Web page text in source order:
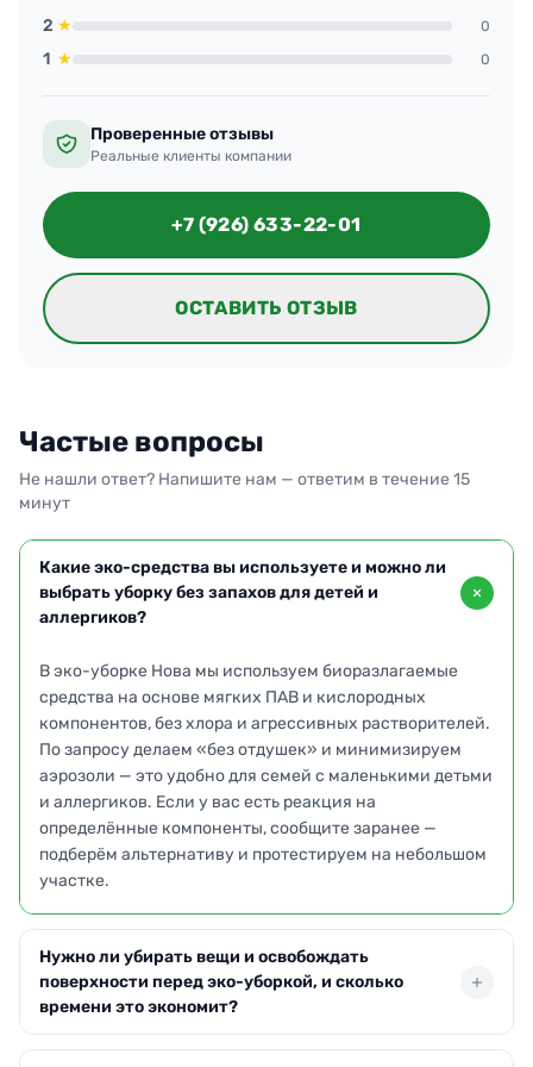
2 ★ 0
1 ★ 0
Проверенные отзывы
Реальные клиенты компании
+7 (926) 633-22-01
ОСТАВИТЬ ОТЗЫВ
Частые вопросы
Не нашли ответ? Напишите нам — ответим в течение 15
минут
Какие эко-средства вы используете и можно ли
выбрать уборку без запахов для детей и
аллергиков?
В эко-уборке Нова мы используем биоразлагаемые
средства на основе мягких ПАВ и кислородных
компонентов, без хлора и агрессивных растворителей.
По запросу делаем «без отдушек» и минимизируем
аэрозоли — это удобно для семей с маленькими детьми
и аллергиков. Если у вас есть реакция на
определённые компоненты, сообщите заранее —
подберём альтернативу и протестируем на небольшом
участке.
Нужно ли убирать вещи и освобождать
поверхности перед эко-уборкой, и сколько
времени это экономит?